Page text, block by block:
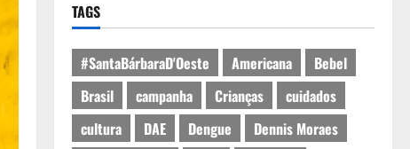
TAGS
#SantaBárbaraD'Oeste Americana
Bebel
Brasil
campanha Crianças
cuidados
cultura
DAE Dengue
Dennis Moraes